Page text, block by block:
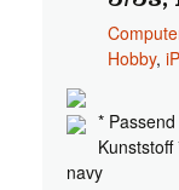
Hobby,
*
navy